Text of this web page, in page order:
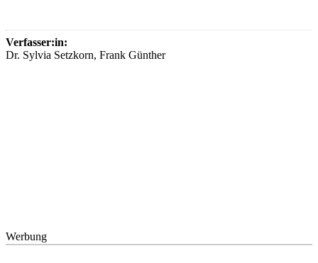
Verfasser:in:
Dr. Sylvia Setzkorn, Frank Günther
Werbung